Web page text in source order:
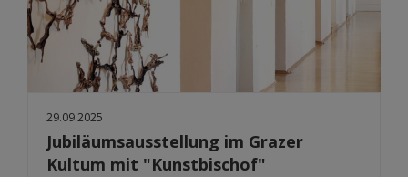
29.09.2025
Jubiläumsausstellung im Grazer
Kultum mit "Kunstbischof"